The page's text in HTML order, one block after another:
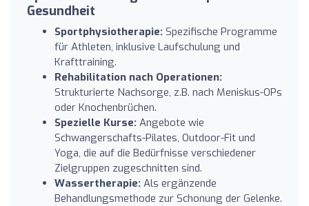
Gesundheit
Sportphysiotherapie: Spezifische Programme
für Athleten, inklusive Laufschulung und
Krafttraining.
Rehabilitation nach Operationen:
Strukturierte Nachsorge, z.B. nach Meniskus-OPs
oder Knochenbrüchen.
Spezielle Kurse: Angebote wie
Schwangerschafts-Pilates, Outdoor-Fit und
Yoga, die auf die Bedürfnisse verschiedener
Zielgruppen zugeschnitten sind.
Wassertherapie: Als ergänzende
Behandlungsmethode zur Schonung der Gelenke.